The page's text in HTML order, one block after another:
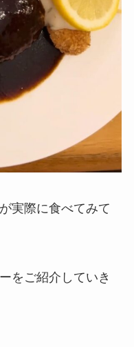
実際に食べてみて
をご紹介していき